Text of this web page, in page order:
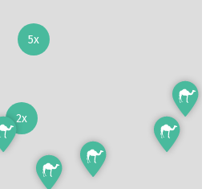
2x
5x